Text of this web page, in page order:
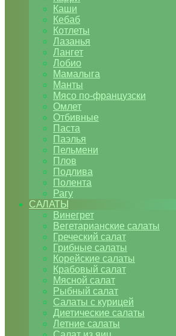
Каши
Кебаб
Котлеты
Лазанья
Лангет
Лобио
Мамалыга
Манты
Мясо по-французски
Омлет
Отбивные
Паста
Паэлья
Пельмени
Плов
Подлива
Полента
Рагу
САЛАТЫ
Винегрет
Вегетарианские салаты
Греческий салат
Грибные салаты
Корейские салаты
Крабовый салат
Мясной салат
Рыбный салат
Салаты с курицей
Диетические салаты
Летние салаты